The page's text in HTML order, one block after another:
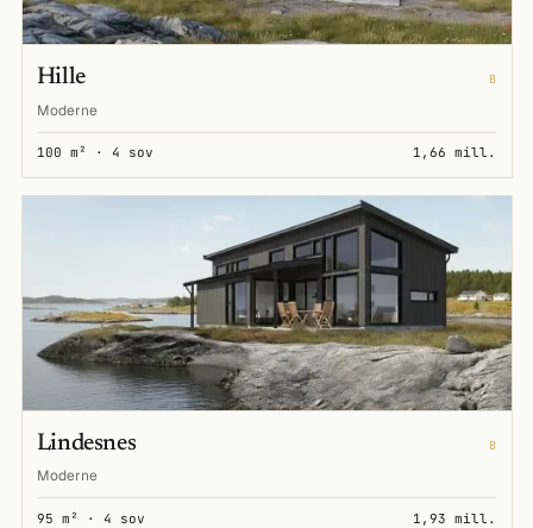
Hille B
Moderne
100 m² · 4 sov 1,66 mill.
Lindesnes B
Moderne
95 m² · 4 sov 1,93 mill.